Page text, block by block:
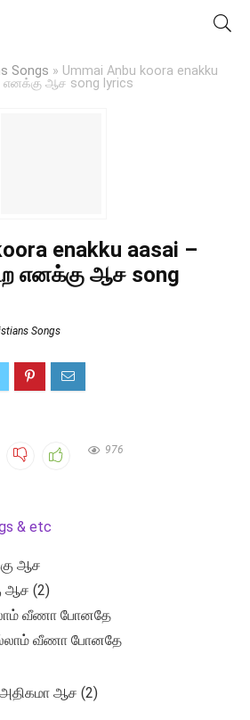
Songs » Ummai Anbu koora enakku
எனக்கு ஆச song lyrics
enakku aasai –
எனக்கு ஆச song
Songs
976
& etc
ஆச
ஆச (2)
வீணா போனதே
வீணா போனதே
ஆச (2)